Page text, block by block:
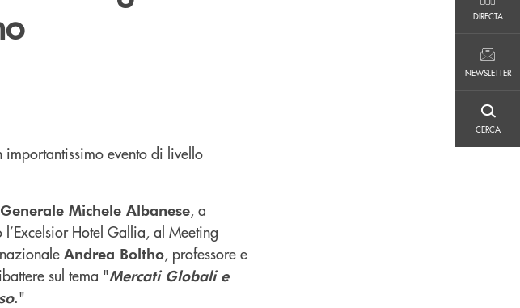
DIRECTA
NEWSLETTER
CERCA
evento di livello
Michele Albanese, a
Hotel Gallia, al Meeting
Andrea Boltho, professore e
sul tema "Mercati Globali e
."